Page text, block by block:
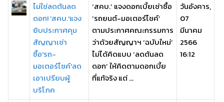
ไม่ใช่ลดต้นลด
ดอก! 'สคบ.'แจง
ยิบประกาศคุม
สัญญาเช่า
ซื้อ'รถ-
มอเตอร์ไซค์'ลด
เอาเปรียบผู้
บริโภค
‘สคบ.’ แจงดอกเบี้ยเช่าซื้อ
‘รถยนต์-มอเตอร์ไชค์’
ตามประกาศคณะกรรมการ
ว่าด้วยสัญญาฯ ‘ฉบับใหม่’
ไม่ได้คิดแบบ ‘ลดต้นลด
ดอก’ ให้คิดตามดอกเบี้ย
ที่แท้จริง แต่ ...
วันอังคาร,
07
มีนาคม
2566
16:12